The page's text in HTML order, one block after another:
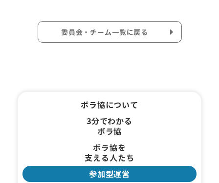
委員会・チーム一覧に戻る
ボラ協について
3分でわかる
ボラ協
ボラ協を
支える人たち
参加型運営